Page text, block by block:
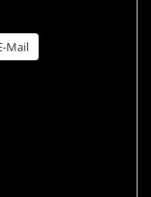
Mail